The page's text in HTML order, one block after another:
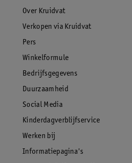
Over Kruidvat
Verkopen via Kruidvat
Pers
Winkelformule
Bedrijfsgegevens
Duurzaamheid
Social Media
Kinderdagverblijfservice
Werken bij
Informatiepagina's